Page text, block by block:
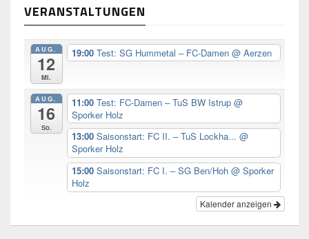
VERANSTALTUNGEN
AUG.
12
Mi.
19:00 Test: SG Hummetal – FC-Damen @ Aerzen
AUG.
16
So.
11:00 Test: FC-Damen – TuS BW Istrup @
Sporker Holz
13:00 Saisonstart: FC II. – TuS Lockha... @
Sporker Holz
15:00 Saisonstart: FC I. – SG Ben/Hoh @ Sporker
Holz
Kalender anzeigen